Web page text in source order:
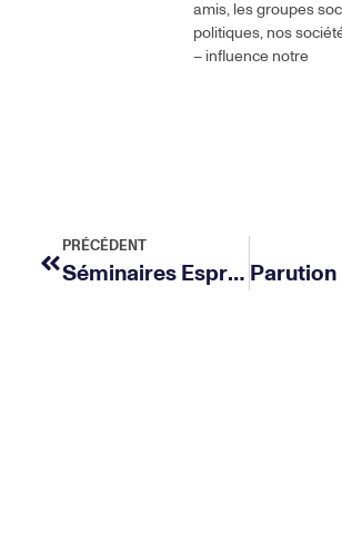
amis, les groupes
politiques, nos
– influence notre
PRÉCÉDENT
Séminaires Esprit Futur – Episode 4 : La Société Face À Son Avenir